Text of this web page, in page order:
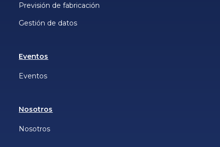
Previsión de fabricación
Gestión de datos
Eventos
Eventos
Nosotros
Nosotros